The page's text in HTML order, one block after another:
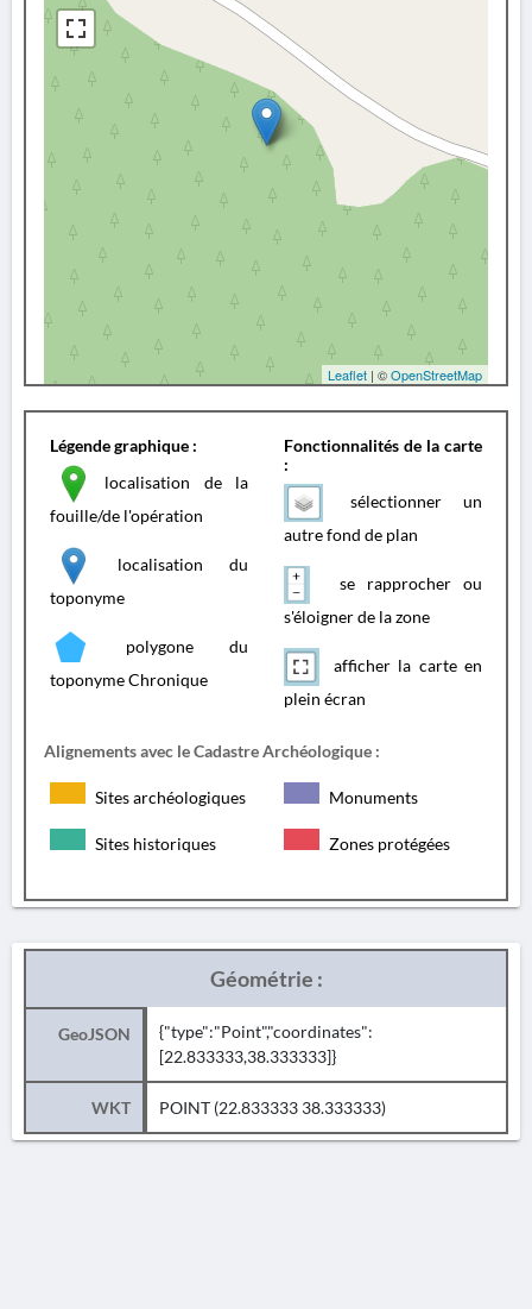
Leaflet | ©OpenStreetMap
Légende graphique :
localisation de la
fouille/de l'opération
localisation du
toponyme
polygone du
toponyme Chronique
Fonctionnalités de la carte
:
sélectionner un
autre fond de plan
se rapprocher ou
s'éloigner de la zone
afficher la carte en
plein écran
Alignements avec le Cadastre Archéologique :
Sites archéologiques Monuments
Sites historiques Zones protégées
Géométrie :
GeoJSON
{"type":"Point","coordinates":
[22.833333,38.333333]}
WKT POINT (22.833333 38.333333)